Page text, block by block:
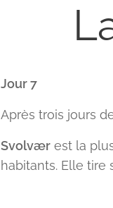
Jour 7
Après trois jours
Svolvær est la
habitants. Elle